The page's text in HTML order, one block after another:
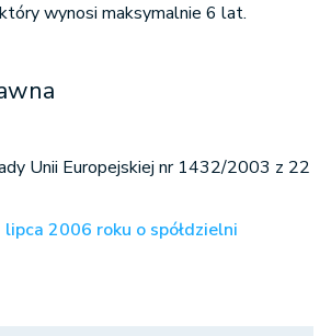
wynosi maksymalnie 6 lat.
Unii Europejskiej nr 1432/2003 z 22
2006 roku o spółdzielni